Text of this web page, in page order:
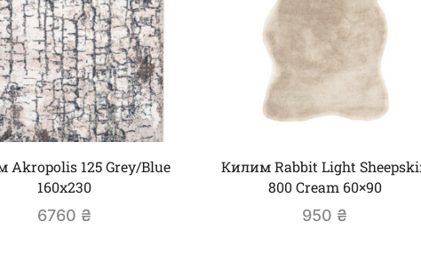
Akropolis 125 Grey/Blue
160х230
6760 ₴
Килим Rabbit Light
800 Cream 60×90
950 ₴